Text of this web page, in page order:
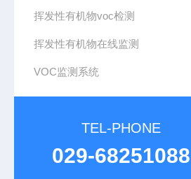
挥发性有机物voc检测
挥发性有机物在线监测
VOC监测系统
TEL-PHONE
029-68251088